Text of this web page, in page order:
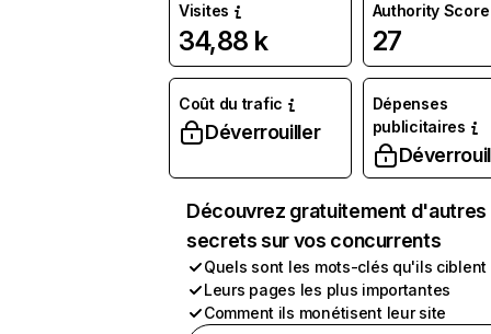
Visites
34,88 k
Authority Score
27
Coût du trafic
Déverrouiller
Dépenses
publicitaires
Découvrez gratuitement d'autres
secrets sur vos concurrents
Quels sont les mots-clés qu'ils ciblent
Leurs pages les plus importantes
Comment ils monétisent leur site